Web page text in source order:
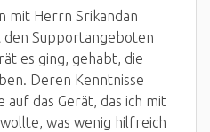
mit Herrn Srikandan
den Supportangeboten
es ging, gehabt, die
Deren Kenntnisse
auf das Gerät, das ich mit
was wenig hilfreich